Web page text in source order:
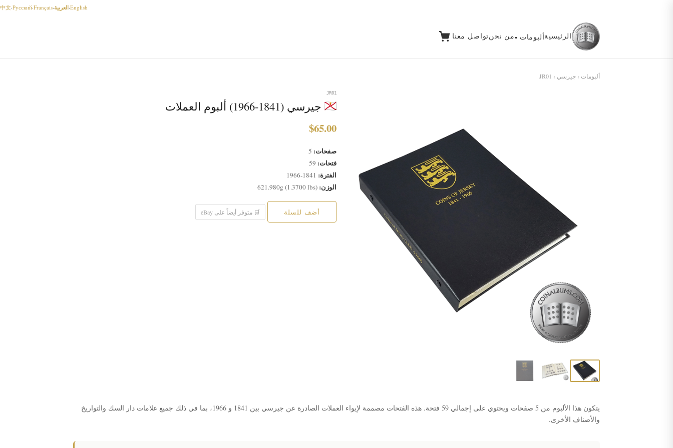
English
·العربية·
Français
·
Русский
·
中文
الرئيسيةألبومات من نحنتواصل معنا
ألبومات › جيرسي › JR01
JR01
جيرسي (1841-1966) ألبوم العملات
$65.00
صفحات:
فتحات:
الفترة:
الوزن:
أضف للسلة 🛒 متوفر أيضاً على eBay
يتكون هذا الألبوم من 5 صفحات ويحتوي على إجمالي 59 فتحة. هذه الفتحات مصممة لإيواء العملات الصادرة عن جيرسي بين 1841 و 1966، بما في ذلك جميع علامات دار السك والتواريخ
والأصناف الأخرى.